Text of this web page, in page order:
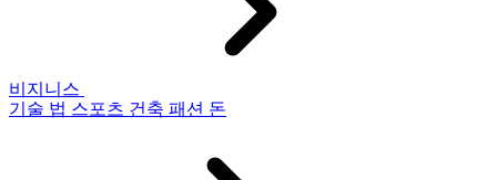
비지니스
기술 법 스포츠 건축 패션 돈